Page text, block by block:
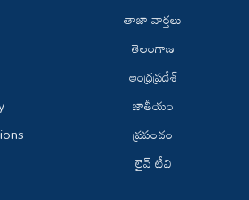
తాజా వార్తలు
తెలంగాణ
ఆంధ్రప్రదేశ్
జాతీయం
ప్రపంచం
లైవ్ టీవి